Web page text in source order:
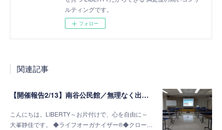
ルティングです。
フォロー
関連記事
【開催報告2/13】南谷公民館／無理なく出来る終活準備～片付け編～
こんにちは。LIBERTY～お片付けで、心を自由に～
大峯静佳です。 ◆ライフオーガナイザー®◆クロー…